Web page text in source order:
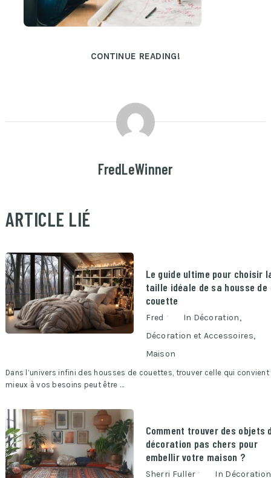
CONTINUE READING!
FredLeWinner
ARTICLE LIÉ
Le guide ultime pour choisir
taille idéale de sa housse de
couette
Fred In Décoration,
Décoration et Accessoires,
Maison
Dans l’univers infini des housses de couettes, trouver celle qui convient
mieux à vos besoins peut être …
Comment trouver des objets
décoration pas chers pour
embellir votre maison ?
Sherri Fuller In Décoration